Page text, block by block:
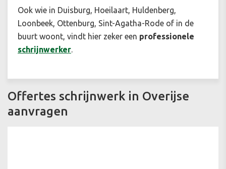
Ook wie in Duisburg, Hoeilaart, Huldenberg,
Loonbeek, Ottenburg, Sint-Agatha-Rode of in de
buurt woont, vindt hier zeker een professionele
schrijnwerker.
Offertes schrijnwerk in Overijse
aanvragen